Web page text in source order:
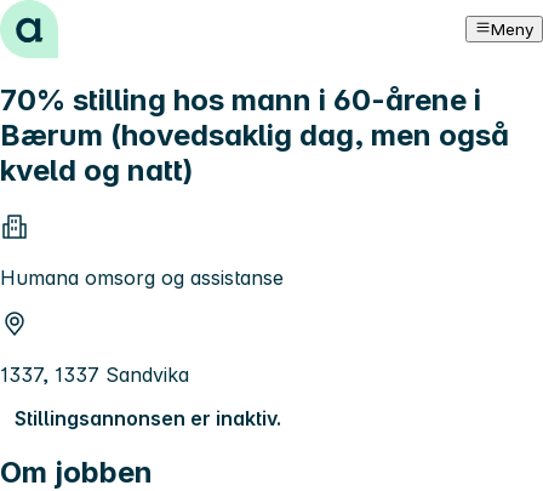
Hopp til innhold Meny
70% stilling hos mann i 60-årene i
Bærum (hovedsaklig dag, men også
kveld og natt)
Humana omsorg og assistanse
1337, 1337 Sandvika
Stillingsannonsen er inaktiv.
Om jobben